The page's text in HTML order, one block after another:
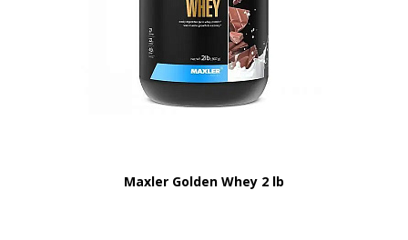
Maxler Golden Whey 2 lb